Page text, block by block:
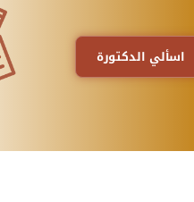
اسألي الدكتورة